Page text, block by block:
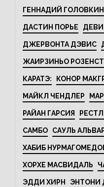
ГЕННАДИЙ ГОЛОВКИН
ДАСТИН ПОРЬЕ
ДЖЕРВОНТА ДЭВИС
ЖАИРЗИНЬО
КАРАТЭ: КОНОР
МАЙКЛ ЧЕНДЛЕР
РАЙАН ГАРСИЯ
САМБО САУЛЬ
ХАБИБ
ХОРХЕ МАСВИДАЛЬ
ЭДДИ ХИРН ЭНТОНИ